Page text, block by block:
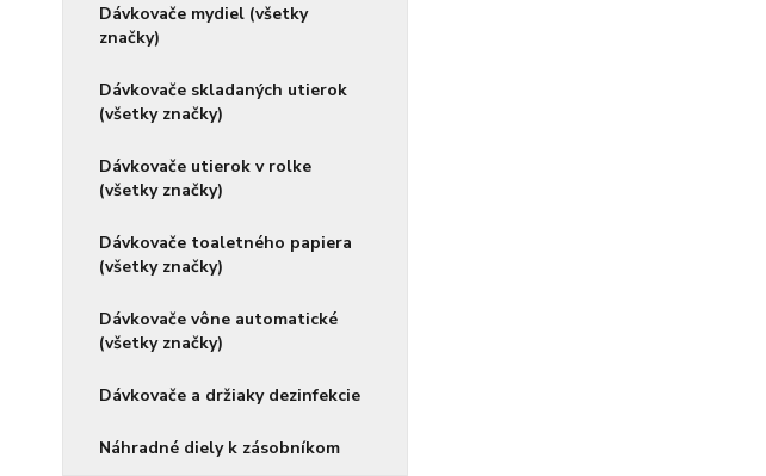
Dávkovače mydiel (všetky
značky)
Dávkovače skladaných utierok
(všetky značky)
Dávkovače utierok v rolke
(všetky značky)
Dávkovače toaletného papiera
(všetky značky)
Dávkovače vône automatické
(všetky značky)
Dávkovače a držiaky dezinfekcie
Náhradné diely k zásobníkom